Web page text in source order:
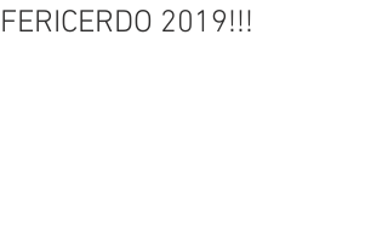
FERICERDO 2019!!!